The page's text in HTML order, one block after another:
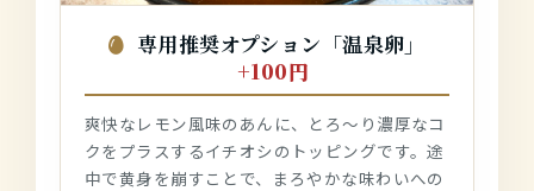
専用推奨オプション「温泉卵」
+100円
爽快なレモン風味のあんに、とろ〜り濃厚なコ
クをプラスするイチオシのトッピングです。途
中で黄身を崩すことで、まろやかな味わいへの